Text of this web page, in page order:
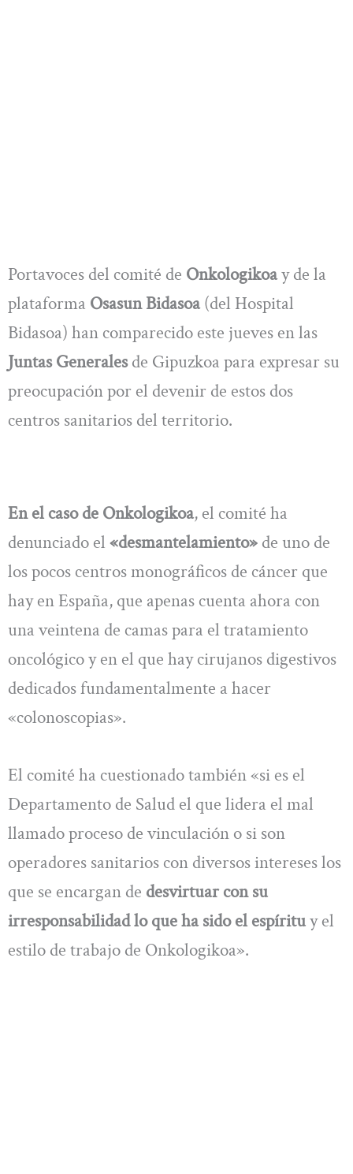
Portavoces del comité de Onkologikoay de la
plataforma Osasun Bidasoa(del Hospital
Bidasoa) han comparecido este jueves en las
Juntas Generalesde Gipuzkoa para expresar su
preocupación por el devenir de estos dos
centros sanitarios del territorio.
En el caso de Onkologikoa, el comité ha
denunciado el «desmantelamiento» de uno de
los pocos centros monográficos de cáncer que
hay en España, que apenas cuenta ahora con
una veintena de camas para el tratamiento
oncológico y en el que hay cirujanos digestivos
dedicados fundamentalmente a hacer
«colonoscopias».
El comité ha cuestionado también «si es el
Departamento de Salud el que lidera el mal
llamado proceso de vinculación o si son
operadores sanitarios con diversos intereses los
que se encargan de desvirtuar con su
irresponsabilidad lo que ha sido el espírituy el
estilo de trabajo de Onkologikoa».